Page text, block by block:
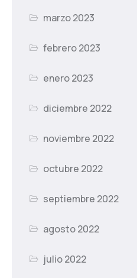
marzo 2023
febrero 2023
enero 2023
diciembre 2022
noviembre 2022
octubre 2022
septiembre 2022
agosto 2022
julio 2022